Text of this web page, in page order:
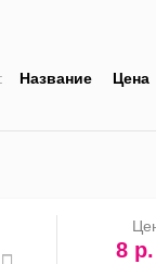
Название Цена
8